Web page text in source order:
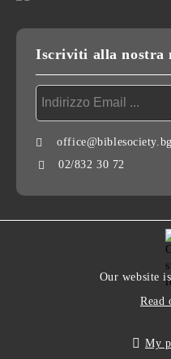
Iscriviti alla nostra
office@biblesociety.bg
02/832 30 72
Our website
Read
My